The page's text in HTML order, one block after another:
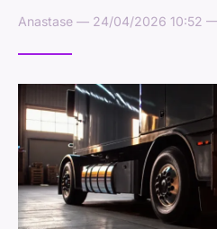
Anastase — 24/04/2026 10:52 —